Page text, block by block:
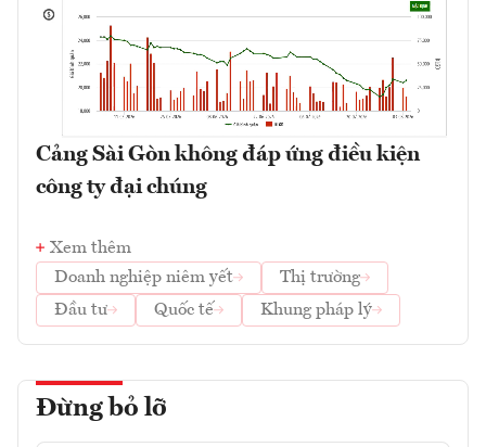
Cảng Sài Gòn không đáp ứng điều kiện
công ty đại chúng
Xem thêm
Doanh nghiệp niêm yết
Thị trường
Đầu tư
Quốc tế Khung pháp lý
Đừng bỏ lỡ